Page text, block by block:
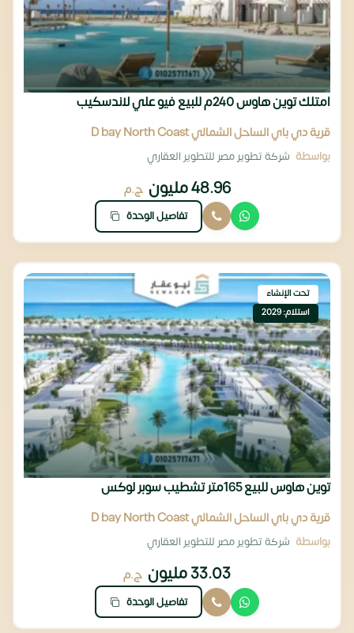
امتلك توين هاوس 240م للبيع فيو علي لاندسكيب
قرية دي باي الساحل الشمالي D bay North Coast
بواسطة شركة تطوير مصر للتطوير العقاري
48.96 مليون ج.م
تفاصيل الوحدة
تحت الإنشاء
استلام: 2029
توين هاوس للبيع 165متر تشطيب سوبر لوكس
قرية دي باي الساحل الشمالي D bay North Coast
بواسطة شركة تطوير مصر للتطوير العقاري
33.03 مليون ج.م
تفاصيل الوحدة